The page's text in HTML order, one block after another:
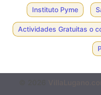
Instituto Pyme
Actividades Gratuitas o